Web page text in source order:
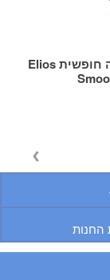
חליפת צלילה חופשית Elios
החנות